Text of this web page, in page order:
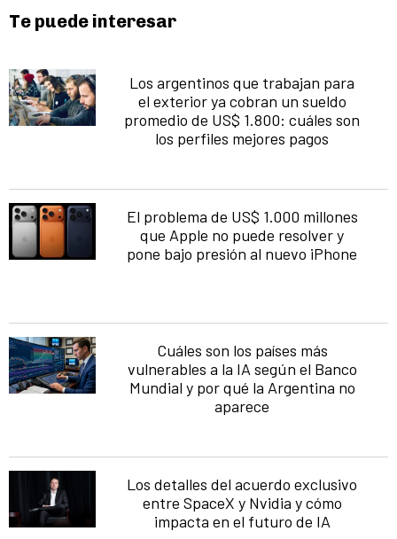
Te puede interesar
Los argentinos que trabajan para
el exterior ya cobran un sueldo
promedio de US$ 1.800: cuáles son
los perfiles mejores pagos
El problema de US$ 1.000 millones
que Apple no puede resolver y
pone bajo presión al nuevo iPhone
Cuáles son los países más
vulnerables a la IA según el Banco
Mundial y por qué la Argentina no
aparece
Los detalles del acuerdo exclusivo
entre SpaceX y Nvidia y cómo
impacta en el futuro de IA